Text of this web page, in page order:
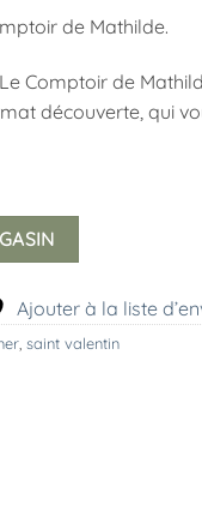
de Mathilde.
Comptoir de
découverte, qui
Ajouter à la liste
saint valentin